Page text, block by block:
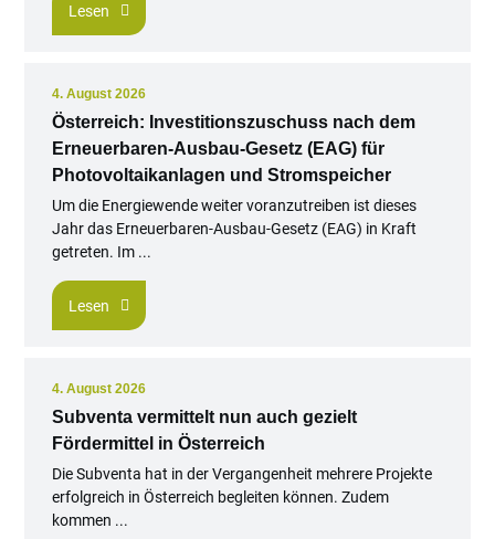
Lesen
4. August 2026
Österreich: Investitionszuschuss nach dem
Erneuerbaren-Ausbau-Gesetz (EAG) für
Photovoltaikanlagen und Stromspeicher
Um die Energiewende weiter voranzutreiben ist dieses
Jahr das Erneuerbaren-Ausbau-Gesetz (EAG) in Kraft
getreten. Im ...
Lesen
4. August 2026
Subventa vermittelt nun auch gezielt
Fördermittel in Österreich
Die Subventa hat in der Vergangenheit mehrere Projekte
erfolgreich in Österreich begleiten können. Zudem
kommen ...